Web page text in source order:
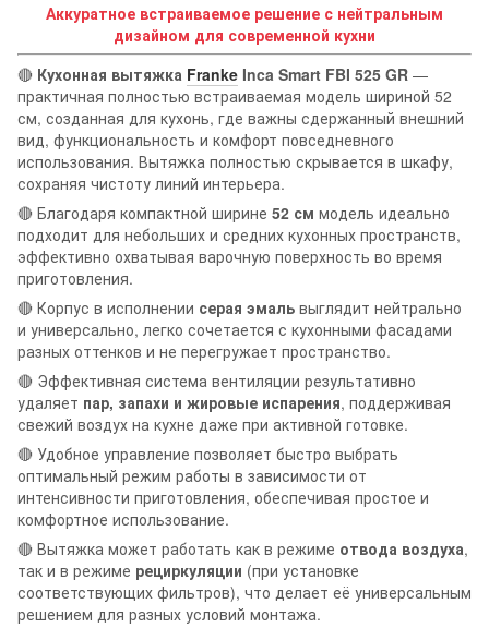
Аккуратное встраиваемое решение с нейтральным
дизайном для современной кухни
🔴 Кухонная вытяжка Franke Inca Smart FBI 525 GR —
практичная полностью встраиваемая модель шириной 52
см, созданная для кухонь, где важны сдержанный внешний
вид, функциональность и комфорт повседневного
использования. Вытяжка полностью скрывается в шкафу,
сохраняя чистоту линий интерьера.
🔴 Благодаря компактной ширине 52 см модель идеально
подходит для небольших и средних кухонных пространств,
эффективно охватывая варочную поверхность во время
приготовления.
🔴 Корпус в исполнении серая эмаль выглядит нейтрально
и универсально, легко сочетается с кухонными фасадами
разных оттенков и не перегружает пространство.
🔴 Эффективная система вентиляции результативно
удаляет пар, запахи и жировые испарения, поддерживая
свежий воздух на кухне даже при активной готовке.
🔴 Удобное управление позволяет быстро выбрать
оптимальный режим работы в зависимости от
интенсивности приготовления, обеспечивая простое и
комфортное использование.
🔴 Вытяжка может работать как в режиме отвода воздуха,
так и в режиме рециркуляции (при установке
соответствующих фильтров), что делает её универсальным
решением для разных условий монтажа.